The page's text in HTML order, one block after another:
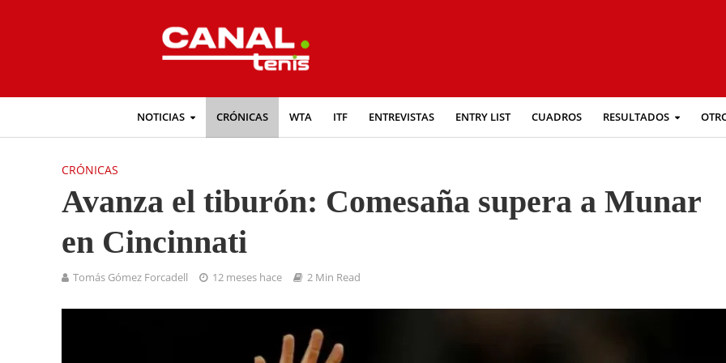
NOTICIAS CRÓNICAS WTA ITF ENTREVISTAS ENTRY LIST CUADROS RESULTADOS
CRÓNICAS
Avanza el tiburón: Comesaña supera a Munar
en Cincinnati
Tomás Gómez Forcadell 12 meses hace 2 Min Read